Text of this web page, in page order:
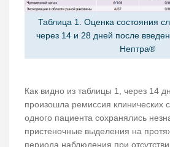
Таблица 1. Оценка состояния
через 14 и 28 дней после
Нептра®
Как видно из таблицы 1, через 14
произошла ремиссия клинических
одного пациента сохранялись
пристеночные выделения на
периода наблюдения при